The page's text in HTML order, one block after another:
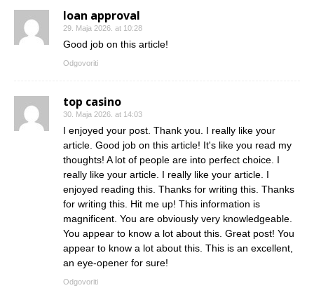
loan approval
29. Maja 2026. at 10:28
Good job on this article!
Odgovoriti
top casino
30. Maja 2026. at 14:03
I enjoyed your post. Thank you. I really like your
article. Good job on this article! It's like you read my
thoughts! A lot of people are into perfect choice. I
really like your article. I really like your article. I
enjoyed reading this. Thanks for writing this. Thanks
for writing this. Hit me up! This information is
magnificent. You are obviously very knowledgeable.
You appear to know a lot about this. Great post! You
appear to know a lot about this. This is an excellent,
an eye-opener for sure!
Odgovoriti